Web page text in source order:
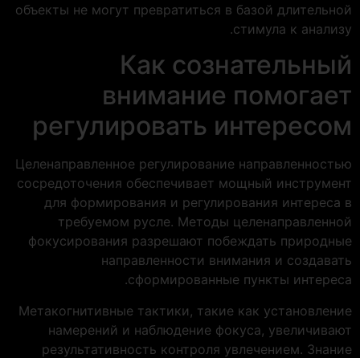
объекты не могут превратиться в базой длительной
стимула к анализу.
Как сознательный
внимание помогает
регулировать интересом
Целенаправленное регулирование направленностью
сосредоточения обеспечивает мощный инструмент
для формирования и регулирования интереса в
требуемом русле. Методы целенаправленной
фокусирования разрешают побеждать природные
направленности внимания и создавать
сформированные пункты интереса.
Метакогнитивные тактики, такие как установление
намерений и наблюдение фокуса, увеличивают
результативность контроля увлечением. Знание